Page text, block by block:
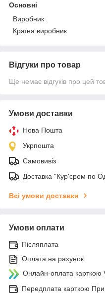
Основні
Виробник
Країна виробник
Відгуки про товар
Ще немає відгуків про цей
Умови доставки
Нова Пошта
Укрпошта
Самовивіз
Доставка "Кур'єром по
Всі умови доставки
Умови оплати
Післяплата
Оплата на рахунок
Онлайн-оплата карткою
Передплата карткою